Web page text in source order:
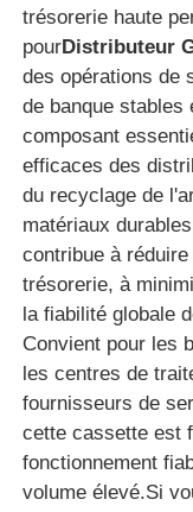
Aperçu
Produits
Vidéos
A propos de
Visite d'usine
trésorerie haute
pourDistributeur
des opérations de
de banque
composant
efficaces des
du recyclage de
matériaux
contribue à
trésorerie, à
la fiabilité globale
Convient pour les
les centres de
fournisseurs de
cette cassette est
fonctionnement
volume élevé.Si